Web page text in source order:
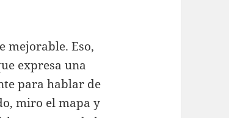
mejorable. Eso,
expresa una
para hablar de
miro el mapa y